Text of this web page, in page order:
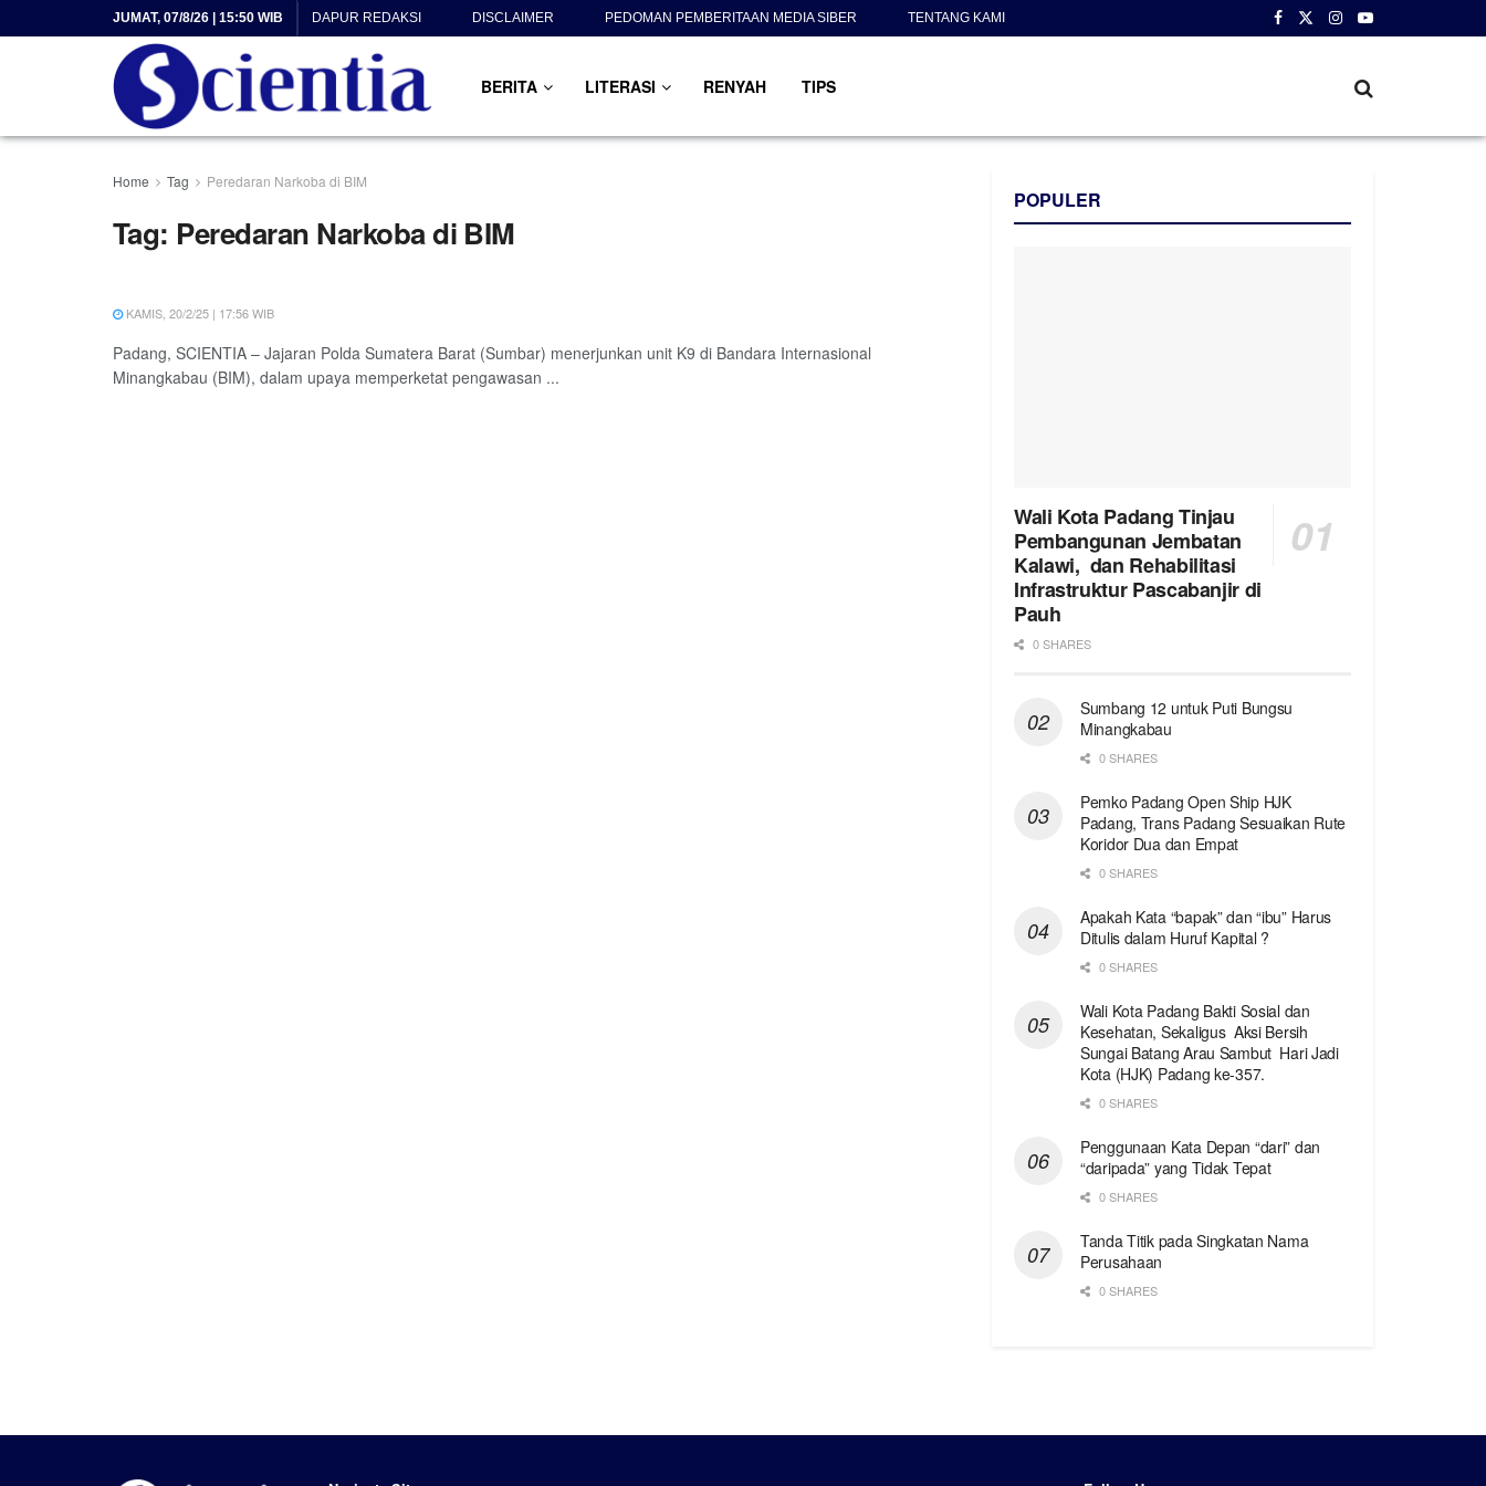
JUMAT, 07/8/26 | 15:50 WIB DAPUR REDAKSI DISCLAIMER PEDOMAN PEMBERITAAN MEDIA SIBER TENTANG KAMI
BERITA LITERASI RENYAH TIPS
Home Tag Peredaran Narkoba di BIM
Tag: Peredaran Narkoba di BIM
KAMIS, 20/2/25 | 17:56 WIB
Padang, SCIENTIA – Jajaran Polda Sumatera Barat (Sumbar) menerjunkan unit K9 di Bandara Internasional
Minangkabau (BIM), dalam upaya memperketat pengawasan ...
POPULER
Wali Kota Padang Tinjau
Pembangunan Jembatan
Kalawi, dan Rehabilitasi
Infrastruktur Pascabanjir di
Pauh
0 SHARES
Sumbang 12 untuk Puti Bungsu
Minangkabau
0 SHARES
Pemko Padang Open Ship HJK
Padang, Trans Padang Sesuaikan Rute
Koridor Dua dan Empat
0 SHARES
Apakah Kata “bapak” dan “ibu” Harus
Ditulis dalam Huruf Kapital ?
0 SHARES
Wali Kota Padang Bakti Sosial dan
Kesehatan, Sekaligus Aksi Bersih
Sungai Batang Arau Sambut Hari Jadi
Kota (HJK) Padang ke-357.
0 SHARES
Penggunaan Kata Depan “dari” dan
“daripada” yang Tidak Tepat
0 SHARES
Tanda Titik pada Singkatan Nama
Perusahaan
0 SHARES